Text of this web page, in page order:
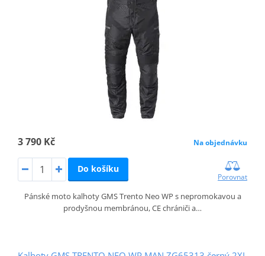
3 790 Kč Na objednávku
Do košíku
Porovnat
Pánské moto kalhoty GMS Trento Neo WP s nepromokavou a
prodyšnou membránou, CE chrániči a…